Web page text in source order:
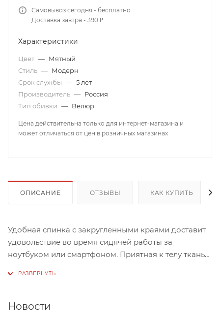
Самовывоз сегодня - бесплатно
Доставка завтра - 390 ₽
Характеристики
Цвет — Мятный
Стиль — Модерн
Срок службы — 5 лет
Производитель — Россия
Тип обивки — Велюр
Цена действительна только для интернет-магазина и
может отличаться от цен в розничных магазинах
ОПИСАНИЕ ОТЗЫВЫ КАК КУПИТЬ
Удобная спинка с закругленными краями доставит
удовольствие во время сидячей работы за
ноутбуком или смартфоном. Приятная к телу ткань
Цветовая гамма позволяет вписать изделие в любой
Новости